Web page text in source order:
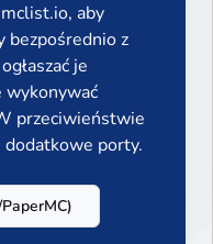
aby
bezpośrednio z
je
wykonywać
przeciwieństwie
porty.